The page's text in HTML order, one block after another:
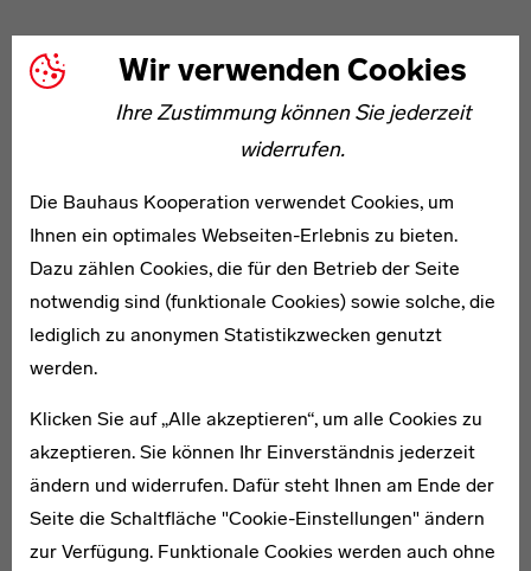
Wir verwenden Cookies
Ihre Zustimmung können Sie jederzeit
widerrufen.
Die Bauhaus Kooperation verwendet Cookies, um
Ihnen ein optimales Webseiten-Erlebnis zu bieten.
Dazu zählen Cookies, die für den Betrieb der Seite
notwendig sind (funktionale Cookies) sowie solche, die
lediglich zu anonymen Statistikzwecken genutzt
werden.
Klicken Sie auf „Alle akzeptieren“, um alle Cookies zu
akzeptieren. Sie können Ihr Einverständnis jederzeit
ändern und widerrufen. Dafür steht Ihnen am Ende der
Seite die Schaltfläche "Cookie-Einstellungen" ändern
zur Verfügung. Funktionale Cookies werden auch ohne
Kelers berühmtestes Werk ist eine Wiege für die erste
Bauhaus-Ausstellung 1923. An ihr wendete er die
Fritz Kuhr
1899–1975